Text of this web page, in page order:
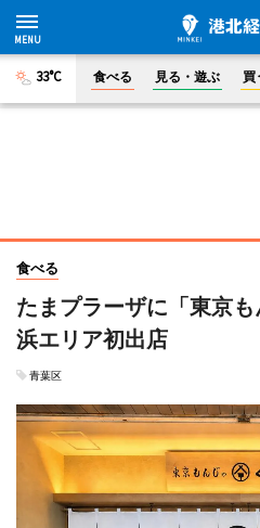
33°C 食べる 見る・遊ぶ 買
食べる
たまプラーザに「東京
浜エリア初出店
青葉区